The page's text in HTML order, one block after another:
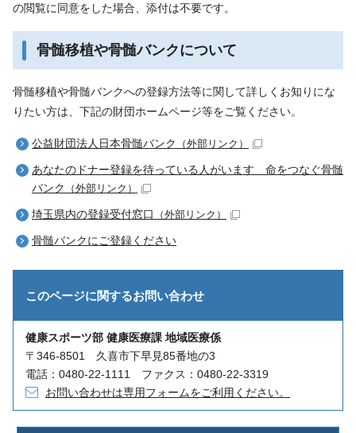
の閲覧に同意をした場合、添付は不要です。
骨髄移植や骨髄バンクについて
骨髄移植や骨髄バンクへの登録方法等に関して詳しくお知りにな
りたい方は、下記の財団ホームページ等をご覧ください。
公益財団法人日本骨髄バンク （外部リンク）
あなたのドナー登録を待っている人がいます 命をつなぐ骨髄
バンク
（外部リンク）
埼玉県内の登録受付窓口 （外部リンク）
骨髄バンクにご登録ください
このページに関するお問い合わせ
健康スポーツ部 健康医療課 地域医療係
〒346-8501 久喜市下早見85番地の3
電話：0480-22-1111 ファクス：0480-22-3319
お問い合わせは専用フォームをご利用ください。